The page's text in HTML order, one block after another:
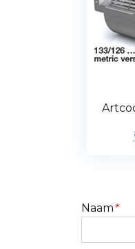
Naam*